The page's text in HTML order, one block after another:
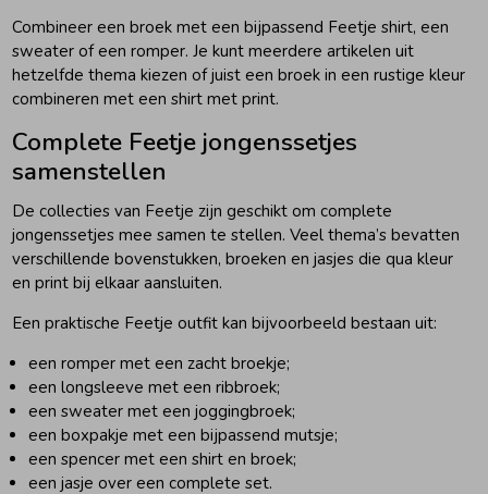
Combineer een broek met een bijpassend Feetje shirt, een
sweater of een romper. Je kunt meerdere artikelen uit
hetzelfde thema kiezen of juist een broek in een rustige kleur
combineren met een shirt met print.
Complete Feetje jongenssetjes
samenstellen
De collecties van Feetje zijn geschikt om complete
jongenssetjes mee samen te stellen. Veel thema’s bevatten
verschillende bovenstukken, broeken en jasjes die qua kleur
en print bij elkaar aansluiten.
Een praktische Feetje outfit kan bijvoorbeeld bestaan uit:
een romper met een zacht broekje;
een longsleeve met een ribbroek;
een sweater met een joggingbroek;
een boxpakje met een bijpassend mutsje;
een spencer met een shirt en broek;
een jasje over een complete set.